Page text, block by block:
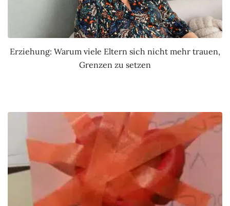
Erziehung: Warum viele Eltern sich nicht mehr trauen,
Grenzen zu setzen